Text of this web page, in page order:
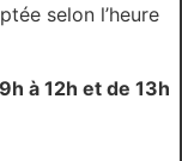
selon l’heure
9h à 12h et de 13h